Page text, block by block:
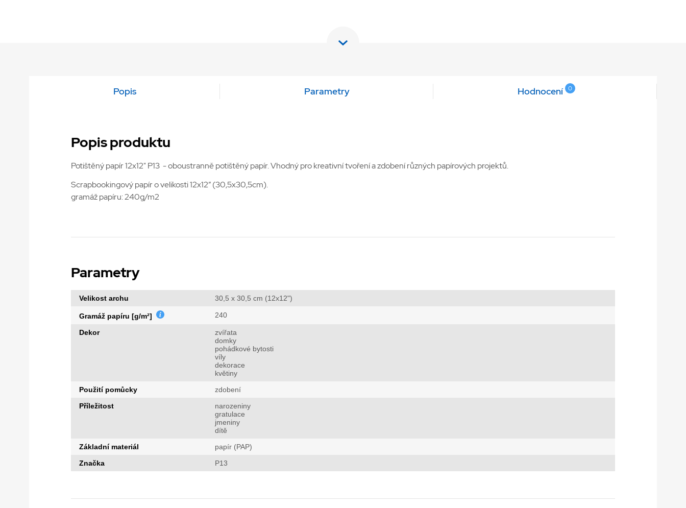
Popis Parametry Hodnocení 0
Popis produktu
Potištěný papír 12x12" P13 - oboustranně potištěný papír. Vhodný pro kreativní tvoření a zdobení různých papírových projektů.
Scrapbookingový papír o velikosti 12x12” (30,5x30,5cm).
gramáž papíru: 240g/m2
Parametry
Velikost archu 30,5 x 30,5 cm (12x12")
Gramáž papíru [g/m²] 240
Dekor
zvířata
domky
pohádkové bytosti
víly
dekorace
květiny
Použití pomůcky
zdobení
Příležitost
narozeniny
gratulace
jmeniny
dítě
Základní materiál
papír (PAP)
Značka
P13